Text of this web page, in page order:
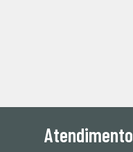
Atendimento